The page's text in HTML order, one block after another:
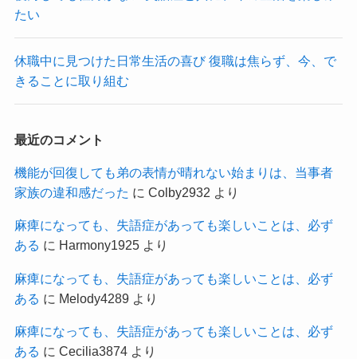
たい
休職中に見つけた日常生活の喜び 復職は焦らず、今、で
きることに取り組む
最近のコメント
機能が回復しても弟の表情が晴れない始まりは、当事者
家族の違和感だった に Colby2932 より
麻痺になっても、失語症があっても楽しいことは、必ず
ある に Harmony1925より
麻痺になっても、失語症があっても楽しいことは、必ず
ある に Melody4289より
麻痺になっても、失語症があっても楽しいことは、必ず
ある に Cecilia3874より